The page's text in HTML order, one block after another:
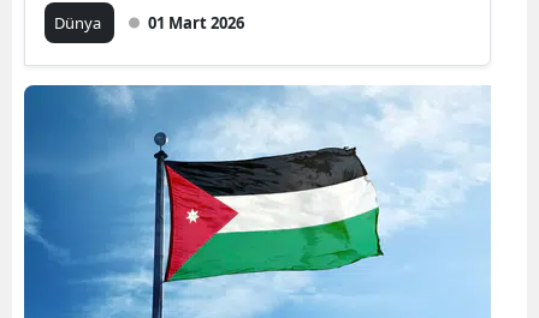
Dünya 01 Mart 2026